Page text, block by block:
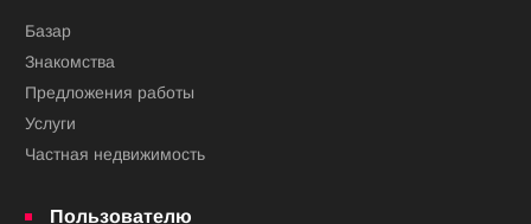
Базар
Знакомства
Предложения работы
Услуги
Частная недвижимость
Пользователю